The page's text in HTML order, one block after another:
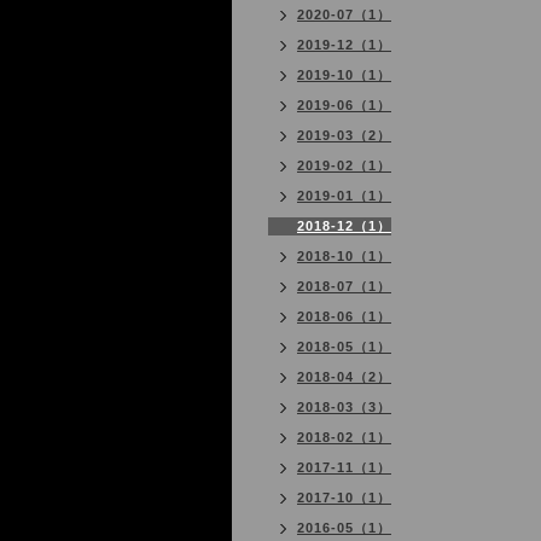
2020-07（1）
2019-12（1）
2019-10（1）
2019-06（1）
2019-03（2）
2019-02（1）
2019-01（1）
2018-12（1）
2018-10（1）
2018-07（1）
2018-06（1）
2018-05（1）
2018-04（2）
2018-03（3）
2018-02（1）
2017-11（1）
2017-10（1）
2016-05（1）